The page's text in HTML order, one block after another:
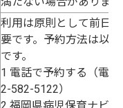
利用は原則として前日
要です。予約方法は以
です。
1 電話で予約する（電
2-582-5122）